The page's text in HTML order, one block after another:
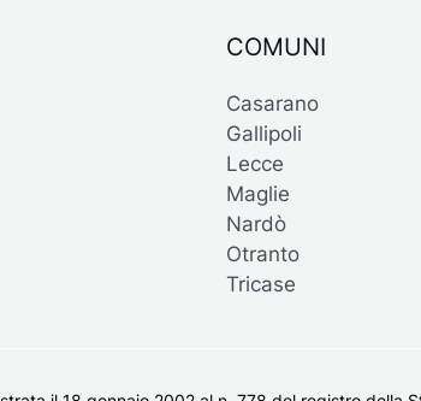
COMUNI
Casarano
Gallipoli
Lecce
Maglie
Nardò
Otranto
Tricase